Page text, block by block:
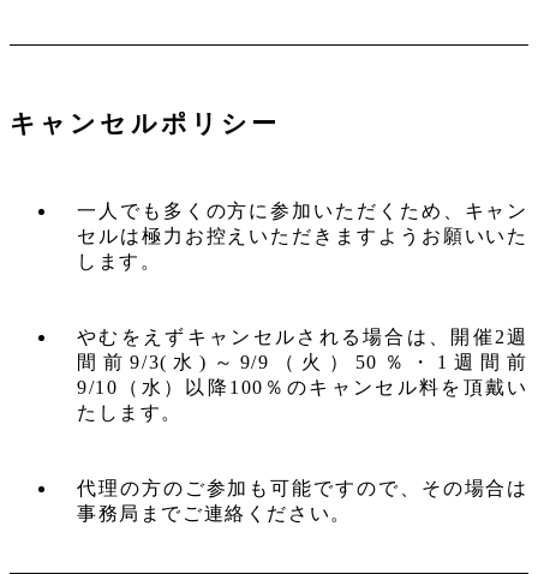
キャンセルポリシー
一人でも多くの方に参加いただくため、キャン
セルは極力お控えいただきますようお願いいた
します。
やむをえずキャンセルされる場合は、開催2週
間前9/3(水)～9/9（火）50％・1週間前
9/10（水）以降100％のキャンセル料を頂戴い
たします。
代理の方のご参加も可能ですので、その場合は
事務局までご連絡ください。